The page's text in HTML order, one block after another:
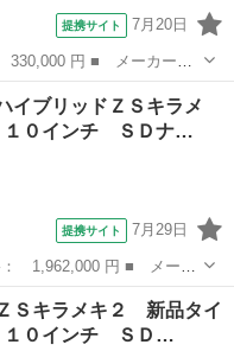
提携サイト 7月20日
グレード名： トランス
Ｄ ＤＶＤ Ｂｌｕｅｔ
イブリッドＺＳキラメ
０インチ ＳＤナ…
提携サイト 7月29日
■ グレード名： ハイブ
ンチ ＳＤナビ／衝突安
Ｓキラメキ２ 新品タイ
１０インチ ＳＤ…